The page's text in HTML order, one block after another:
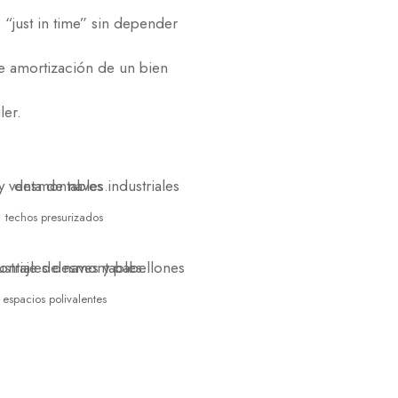
in time” sin depender
amortización de un bien
techos presurizados
espacios polivalentes